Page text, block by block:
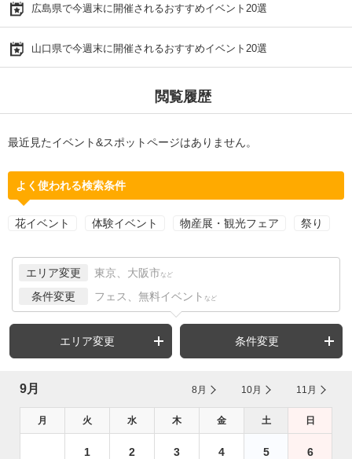
広島県で今週末に開催されるおすすめイベント20選
山口県で今週末に開催されるおすすめイベント20選
閲覧履歴
最近見たイベント&スポットページはありません。
よく使われる検索条件
花イベント 体験イベント 物産展・観光フェア 祭り
エリア変更 東京、大阪市 など
条件変更 フェス、無料イベント など
エリア変更 条件変更
9月 8月 10月 11月
月 火 水 木 金 土 日
1 2 3 4 5 6